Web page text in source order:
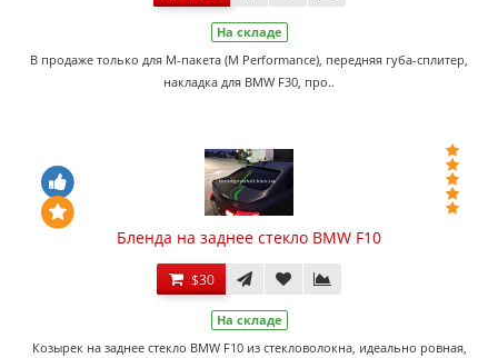
На складе
В продаже только для M-пакета (M Performance), передняя губа-сплитер,
накладка для BMW F30, про..
Бленда на заднее стекло BMW F10
$30
На складе
Козырек на заднее стекло BMW F10 из стекловолокна, идеально ровная,